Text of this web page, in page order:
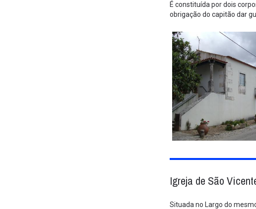
É constituída por dois
obrigação do capitão dar
Igreja de São
Situada no Largo do